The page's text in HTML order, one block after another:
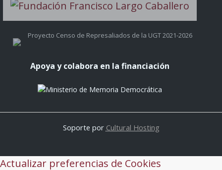
Proyecto Censo de Represaliados de la UGT 2021-2026
Apoya y colabora en la financiación
Soporte por Cultural Hosting
Actualizar preferencias de Cookies